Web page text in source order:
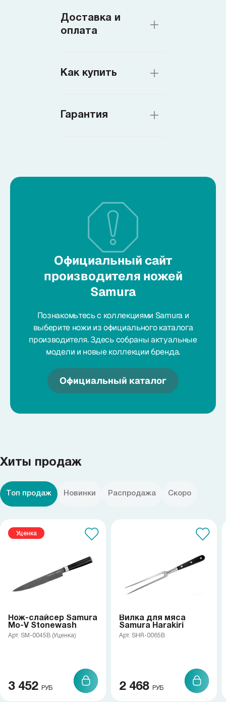
Доставка и
оплата
Как купить
Гарантия
Официальный сайт
производителя ножей
Samura
Познакомьтесь с коллекциями Samura и
выберите ножи из официального каталога
производителя. Здесь собраны актуальные
модели и новые коллекции бренда.
Официальный каталог
Хиты продаж
Топ продаж Новинки Распродажа Скоро
Уценка
Нож-слайсер Samura
Mo-V Stonewash
Арт. SM-0045B (Уценка)
3 452 РУБ
Вилка для мяса
Samura Harakiri
Арт. SHR-0065B
2 468 РУБ